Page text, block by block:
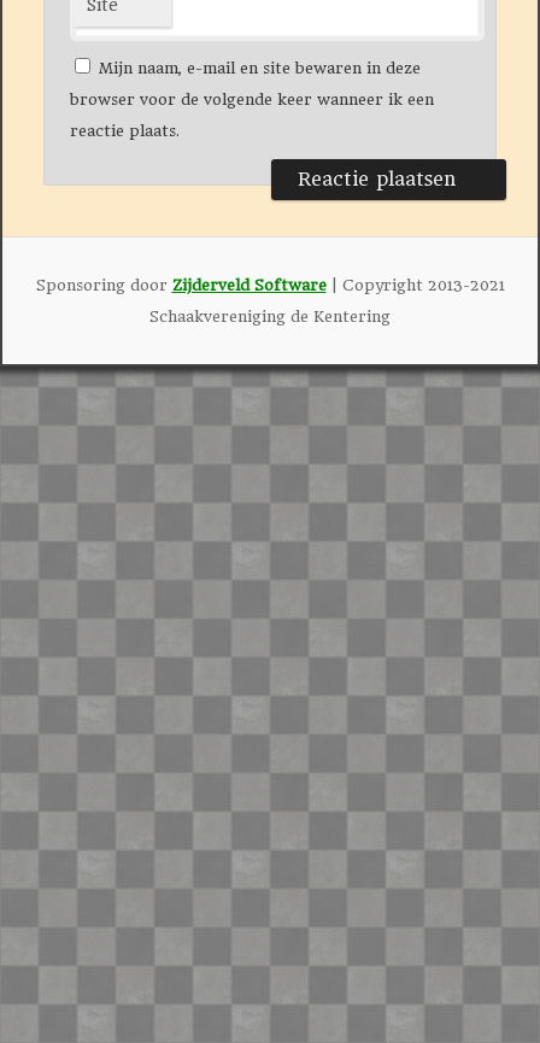
Site
Mijn naam, e-mail en site bewaren in deze
browser voor de volgende keer wanneer ik een
reactie plaats.
Sponsoring door Zijderveld Software| Copyright 2013-2021
Schaakvereniging de Kentering